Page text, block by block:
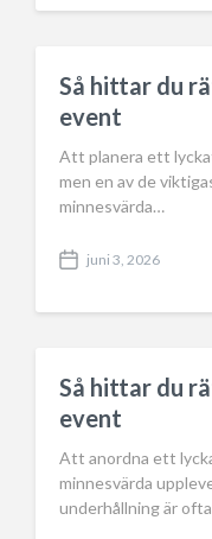
s
a
t
e
Så hittar du
event
Att planera ett
men en av de
minnesvärda…
P
s
a
t
e
juni 3, 2026
Så hittar du
event
Att anordna ett
minnesvärda
underhållning är